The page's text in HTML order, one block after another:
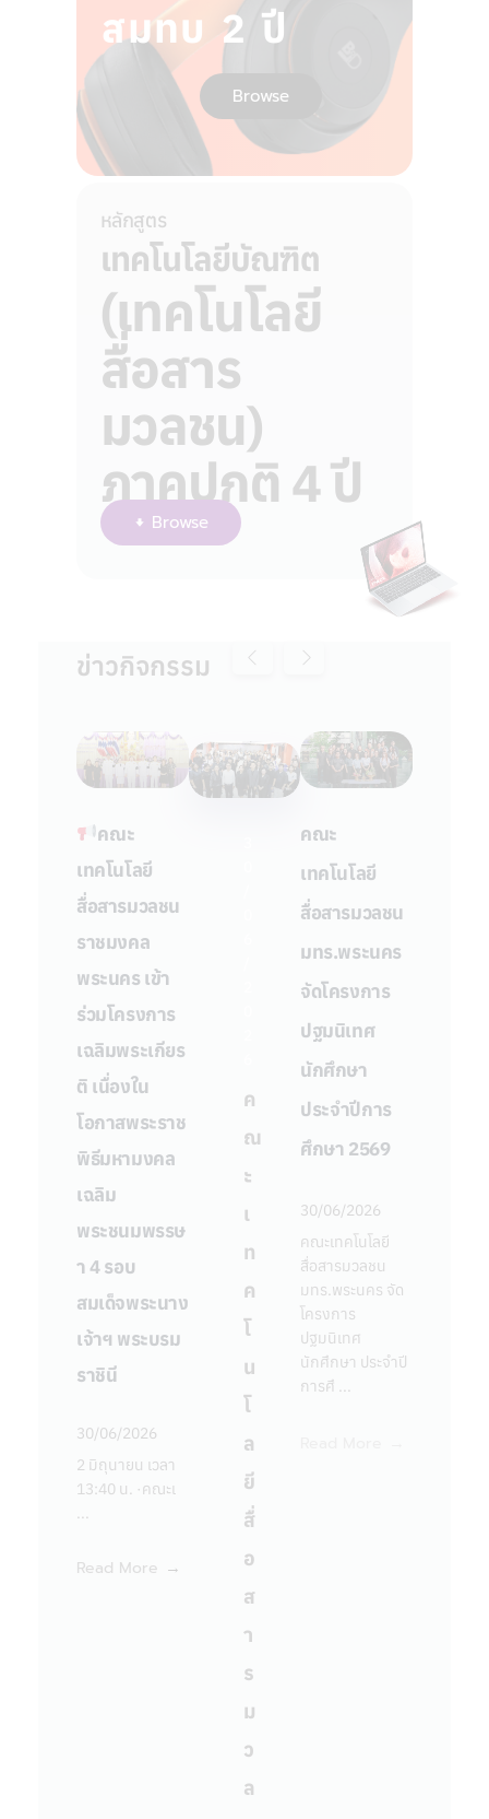
หลักสูตร
เทคโนโลยีบัณฑิต
(เทคโนโลยี
สื่อสาร
มวลชน)
ภาคปกติ 4 ปี
Browse
สมทบ 2 ปี
Browse
ข่าวกิจกรรม
คณะ
เทคโนโลยี
สื่อสารมวลชน
ราชมงคล
พระนคร เข้า
ร่วมโครงการ
เฉลิมพระเกียร
ติ เนื่องใน
โอกาสพระราช
พิธีมหามงคล
เฉลิม
พระชนมพรรษ
า 4 รอบ
สมเด็จพระนาง
เจ้าฯ พระบรม
ราชินี
30/06/2026
2 มิถุนายน เวลา
13:40 น. ·คณะเ
...
Read More
คณะ
สื่อสารมวลชน
ราชมงคล
พระนคร เข้า
ร่วมโครงการ
เฉลิมพระเกียร
ติ เนื่องใน
โอกาสพระราช
พิธีมหามงคล
เฉลิม
พระชนมพรรษ
สมเด็จพระนาง
เจ้าฯ พระบรม
ราชินี
30/06/2026
2 มิถุนายน เวลา
13:40 น. ·คณะเ
ค
ณ
ะ
เ
ท
ค
โ
น
โ
ล
ยี
สื่
อ
ส
า
ร
ม
ว
ล
คณะ
เทคโนโลยี
สื่อสารมวลชน
มทร.พระนคร
จัดโครงการ
ปฐมนิเทศ
นักศึกษา
ประจำปีการ
ศึกษา 2569
30/06/2026
คณะเทคโนโลยี
สื่อสารมวลชน
มทร.พระนคร จัด
โครงการ
ปฐมนิเทศ
นักศึกษา ประจำปี
การศึ ...
คณะ
สื่อสารมวลชน
มทร.พระนคร
จัดโครงการ
ปฐมนิเทศ
นักศึกษา
ประจำปีการ
ศึกษา 2569
30/06/2026
คณะเทคโนโลยี
สื่อสารมวลชน
โครงการ
นักศึกษา ประจำปี
การศึ ...